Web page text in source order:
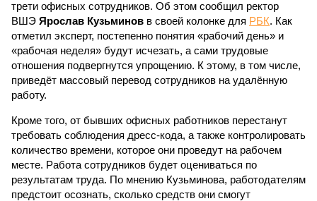
трети офисных сотрудников. Об этом сообщил ректор
ВШЭ Ярослав Кузьминов в своей колонке для РБК. Как
отметил эксперт, постепенно понятия «рабочий день» и
«рабочая неделя» будут исчезать, а сами трудовые
отношения подвергнутся упрощению. К этому, в том числе,
приведёт массовый перевод сотрудников на удалённую
работу.
Кроме того, от бывших офисных работников перестанут
требовать соблюдения дресс-кода, а также контролировать
количество времени, которое они проведут на рабочем
месте. Работа сотрудников будет оцениваться по
результатам труда. По мнению Кузьминова, работодателям
предстоит осознать, сколько средств они смогут